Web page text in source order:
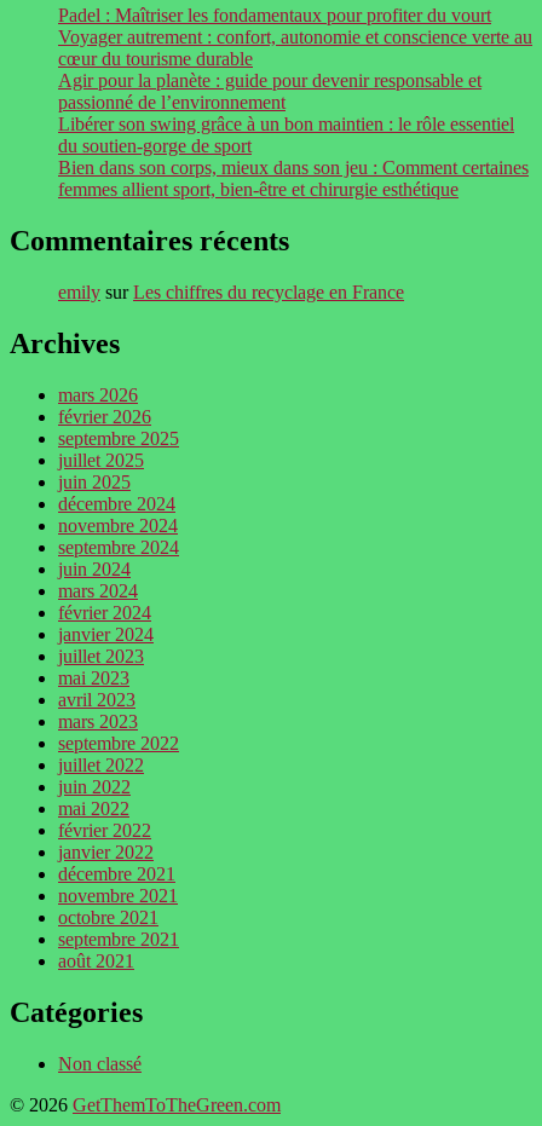
Padel : Maîtriser les fondamentaux pour profiter du vourt
Voyager autrement : confort, autonomie et conscience verte au
cœur du tourisme durable
Agir pour la planète : guide pour devenir responsable et
passionné de l’environnement
Libérer son swing grâce à un bon maintien : le rôle essentiel
du soutien-gorge de sport
Bien dans son corps, mieux dans son jeu : Comment certaines
femmes allient sport, bien-être et chirurgie esthétique
Commentaires récents
emily surLes chiffres du recyclage en France
Archives
mars 2026
février 2026
septembre 2025
juillet 2025
juin 2025
décembre 2024
novembre 2024
septembre 2024
juin 2024
mars 2024
février 2024
janvier 2024
juillet 2023
mai 2023
avril 2023
mars 2023
septembre 2022
juillet 2022
juin 2022
mai 2022
février 2022
janvier 2022
décembre 2021
novembre 2021
octobre 2021
septembre 2021
août 2021
Catégories
Non classé
© 2026 GetThemToTheGreen.com